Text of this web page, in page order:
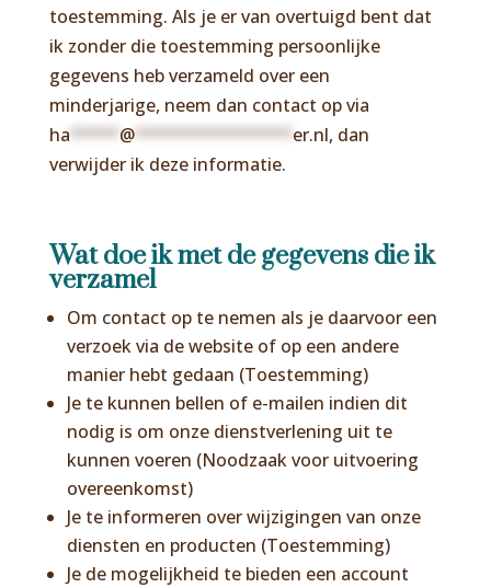
toestemming. Als je er van overtuigd bent dat
ik zonder die toestemming persoonlijke
gegevens heb verzameld over een
minderjarige, neem dan contact op via
ha ***** @**************** er.nl, dan
verwijder ik deze informatie.
Wat doe ik met de gegevens die ik
verzamel
Om contact op te nemen als je daarvoor een
verzoek via de website of op een andere
manier hebt gedaan (Toestemming)
Je te kunnen bellen of e-mailen indien dit
nodig is om onze dienstverlening uit te
kunnen voeren (Noodzaak voor uitvoering
overeenkomst)
Je te informeren over wijzigingen van onze
diensten en producten (Toestemming)
Je de mogelijkheid te bieden een account